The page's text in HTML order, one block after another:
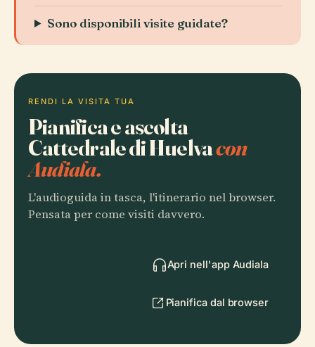
Sono disponibili visite guidate?
RENDI LA VISITA TUA
Pianifica e ascolta
Cattedrale di Huelvacon
Audiala.
L'audioguida in tasca, l'itinerario nel browser.
Pensata per come visiti davvero.
Apri nell'app Audiala
Pianifica dal browser